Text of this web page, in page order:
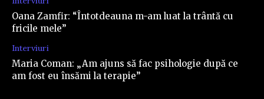
Oana Zamfir: “Întotdeauna m-am luat la trântă cu
fricile mele”
Interviuri
Maria Coman: „Am ajuns să fac psihologie după ce
am fost eu însămi la terapie”